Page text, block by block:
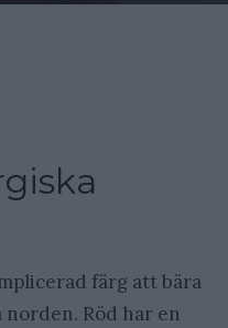
färg att bära
Röd har en